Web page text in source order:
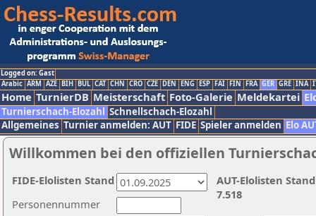
Logged on: Gast
Arabic ARM AZE BIH BUL CAT CHN CRO CZE DEN ENG ESP FAI FIN FRA GER GRE INA
Home TurnierDB Meisterschaft Foto-Galerie Meldekartei
Turnierschach-Elozahl Schnellschach-Elozahl
Allgemeines Turnier anmelden: AUT FIDE Spieler anmelden Elo
Willkommen bei den offiziellen
Personennummer
AUT-Elolisten
7.518
FIDE-Elolisten Stand